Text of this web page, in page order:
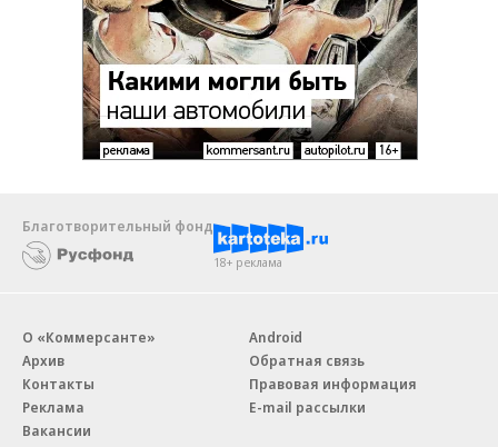
Благотворительный фонд
18+ реклама
О «Коммерсанте»
Архив
Контакты
Реклама
Вакансии
Android
Обратная связь
Правовая информация
E-mail рассылки